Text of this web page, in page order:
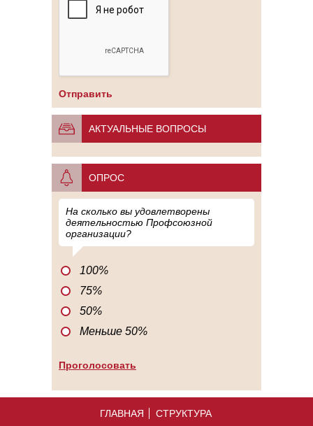
АКТУАЛЬНЫЕ ВОПРОСЫ
ОПРОС
На сколько вы удовлетворены
деятельностью Профсоюзной
организации?
100%
75%
50%
Меньше 50%
ГЛАВНАЯ СТРУКТУРА